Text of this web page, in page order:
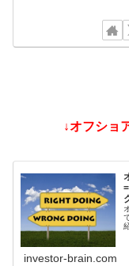
↓オフショ
investor-brain.com